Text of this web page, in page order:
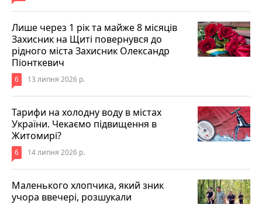
Лише через 1 рік та майже 8 місяців
Захисник на Щиті повернувся до
рідного міста Захисник Олександр
Піонткевич
6 13 липня 2026 р.
Тарифи на холодну воду в містах
України. Чекаємо підвищення в
Житомирі?
6 14 липня 2026 р.
Маленького хлопчика, який зник
учора ввечері, розшукали